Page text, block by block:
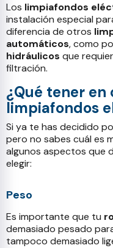
Los limpiafondos
instalación especial
diferencia de otros
automáticos, como
hidráulicos que
filtración.
¿Qué tener
limpiafondos
Si ya te has decidido
pero no sabes cuál es
algunos aspectos que
elegir:
Peso
Es importante que tu
demasiado pesado
tampoco demasiado